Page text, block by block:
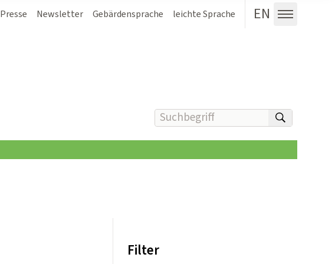
Presse Newsletter Gebärdensprache leichte Sprache EN
Menü
Suchbegriff(e) eingeben
Filter